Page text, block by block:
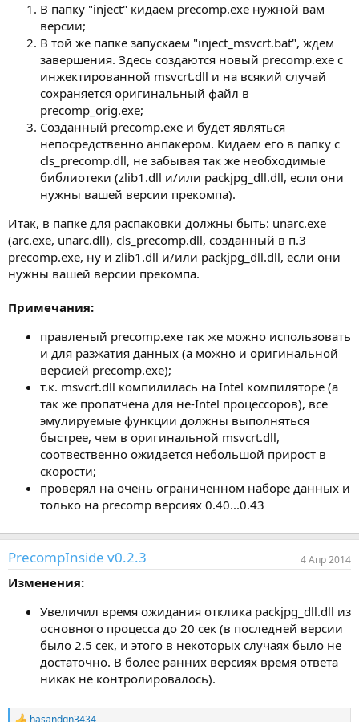
В папку "inject" кидаем precomp.exe нужной вам
версии;
В той же папке запускаем "inject_msvcrt.bat", ждем
завершения. Здесь создаются новый precomp.exe с
инжектированной msvcrt.dll и на всякий случай
сохраняется оригинальный файл в
precomp_orig.exe;
Созданный precomp.exe и будет являться
непосредственно анпакером. Кидаем его в папку с
cls_precomp.dll, не забывая так же необходимые
библиотеки (zlib1.dll и/или packjpg_dll.dll, если они
нужны вашей версии прекомпа).
Итак, в папке для распаковки должны быть: unarc.exe
(arc.exe, unarc.dll), cls_precomp.dll, созданный в п.3
precomp.exe, ну и zlib1.dll и/или packjpg_dll.dll, если они
нужны вашей версии прекомпа.
Примечания:
правленый precomp.exe так же можно использовать
и для разжатия данных (а можно и оригинальной
версией precomp.exe);
т.к. msvcrt.dll компилилась на Intel компиляторе (а
так же пропатчена для не-Intel процессоров), все
эмулируемые функции должны выполняться
быстрее, чем в оригинальной msvcrt.dll,
соотвественно ожидается небольшой прирост в
скорости;
проверял на очень ограниченном наборе данных и
только на precomp версиях 0.40...0.43
PrecompInside v0.2.3 4 Апр 2014
Изменения:
Увеличил время ожидания отклика packjpg_dll.dll из
основного процесса до 20 сек (в последней версии
было 2.5 сек, и этого в некоторых случаях было не
достаточно. В более ранних версиях время ответа
никак не контролировалось).